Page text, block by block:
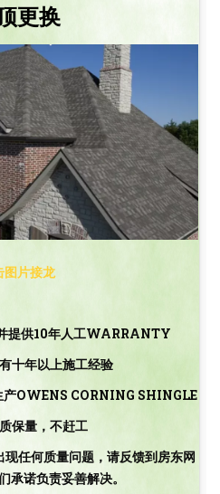
更换
图片接龙
提供10年人工WARRANTY
十年以上施工经验
产OWENS CORNING SHINGLE
保量，不赶工
任何质量问题，请反馈到房东网
承诺负责妥善解决。